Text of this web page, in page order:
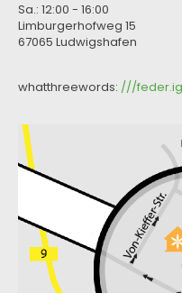
Sa.: 12:00 - 16:00
Limburgerhofweg 15
67065 Ludwigshafen
whatthreewords: ///